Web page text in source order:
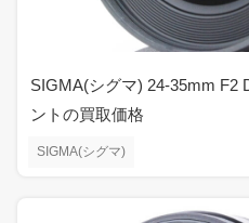
SIGMA(シグマ)
SIGMA(シグマ) 24-35mm F2
ントの買取価格